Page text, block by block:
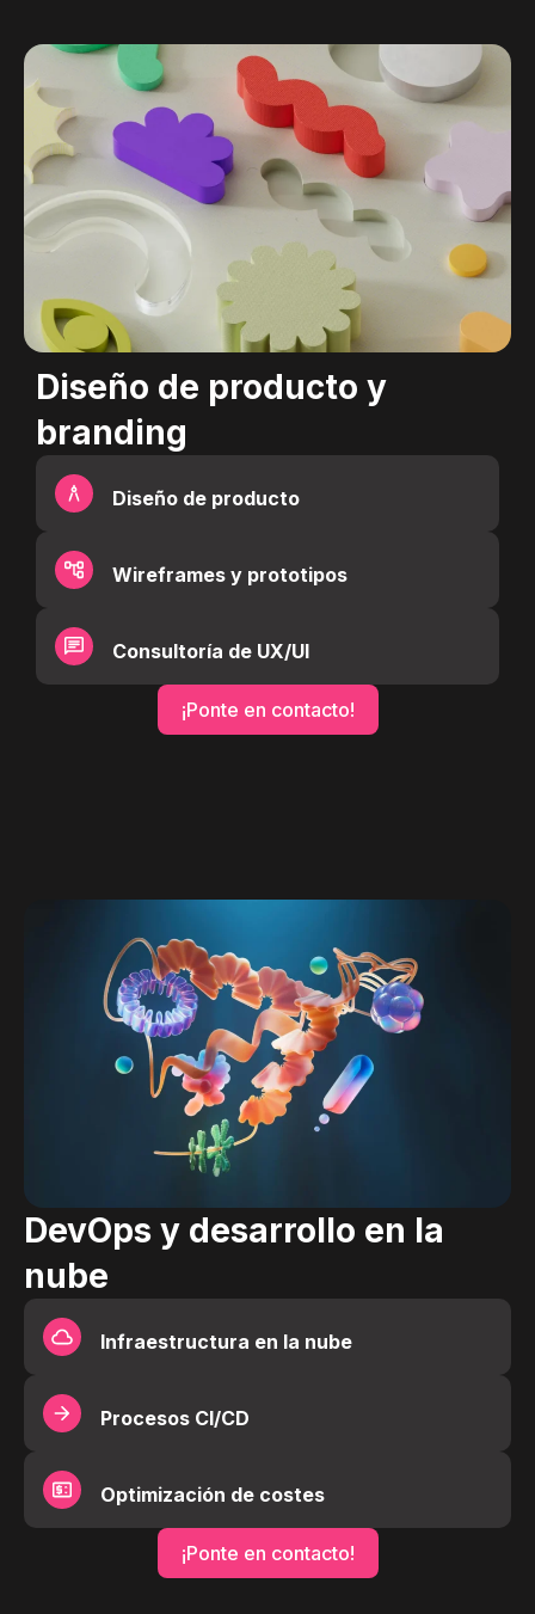
Diseño de producto y
branding
Diseño de producto
Wireframes y prototipos
Consultoría de UX/UI
¡Ponte en contacto!
DevOps y desarrollo en la
nube
Infraestructura en la nube
Procesos CI/CD
Optimización de costes
¡Ponte en contacto!